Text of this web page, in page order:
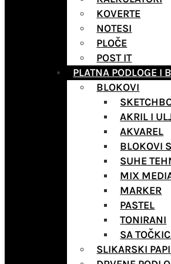
KOVERTE
NOTESI
PLOČE
POST IT
PLATNA PODLOGE I
BLOKOVI
AKRIL I
AKVAREL
BLOKOVI
SUHE
MIX
MARKER
PASTEL
TONIRANI
SA
SLIKARSKI